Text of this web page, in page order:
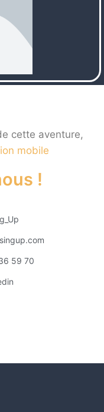
cette aventure,
mobile
!
59 70